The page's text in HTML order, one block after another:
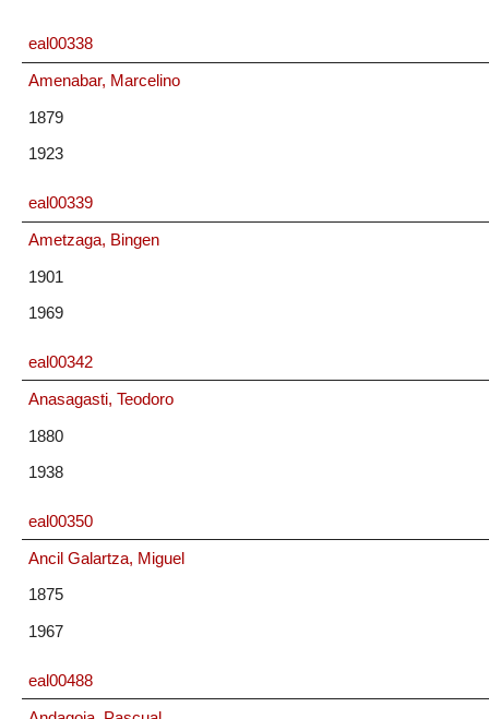
eal00338
Amenabar, Marcelino
1879
1923
eal00339
Ametzaga, Bingen
1901
1969
eal00342
Anasagasti, Teodoro
1880
1938
eal00350
Ancil Galartza, Miguel
1875
1967
eal00488